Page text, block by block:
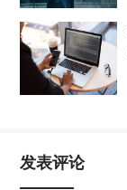
发表评论